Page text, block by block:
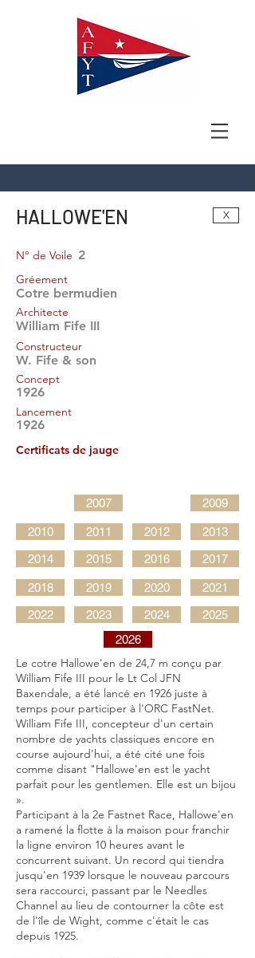
HALLOWE'EN X
2
N° de Voile
Gréement
Cotre bermudien
Architecte
William Fife III
Constructeur
W. Fife & son
Concept
1926
Lancement
1926
Certificats de jauge
2007 2009
2010 2011 2012
2013
2014
2015 2016 2017
2018 2019 2020
2021
2022
2023 2024
2025
2026
Le cotre Hallowe'en de 24,7 m conçu par
William Fife III pour le Lt Col JFN
Baxendale, a été lancé en 1926 juste à
temps pour participer à l'ORC FastNet.
William Fife III, concepteur d'un certain
nombre de yachts classiques encore en
course aujourd'hui, a été cité une fois
comme disant "Hallowe'en est le yacht
parfait pour les gentlemen. Elle est un bijou
».
Participant à la 2e Fastnet Race, Hallowe'en
a ramené la flotte à la maison pour franchir
la ligne environ 10 heures avant le
concurrent suivant. Un record qui tiendra
jusqu'en 1939 lorsque le nouveau parcours
sera raccourci, passant par le Needles
Channel au lieu de contourner la côte est
de l'île de Wight, comme c'était le cas
depuis 1925.